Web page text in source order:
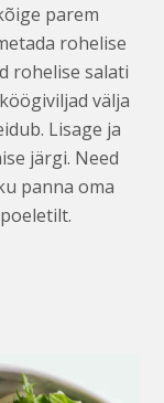
parem
rohelise
rohelise salati
välja
Lisage ja
järgi. Need
panna oma